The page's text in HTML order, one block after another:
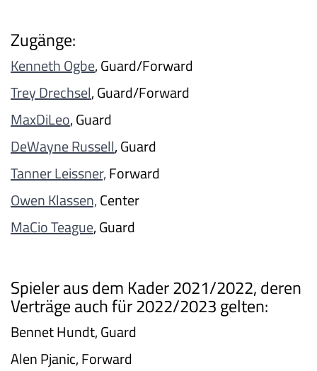
Zugänge:
Kenneth Ogbe, Guard/Forward
Trey Drechsel, Guard/Forward
MaxDiLeo, Guard
DeWayne Russell, Guard
Tanner Leissner,Forward
Owen Klassen,Center
MaCio Teague, Guard
Spieler aus dem Kader 2021/2022, deren
Verträge auch für 2022/2023 gelten:
Bennet Hundt, Guard
Alen Pjanic, Forward